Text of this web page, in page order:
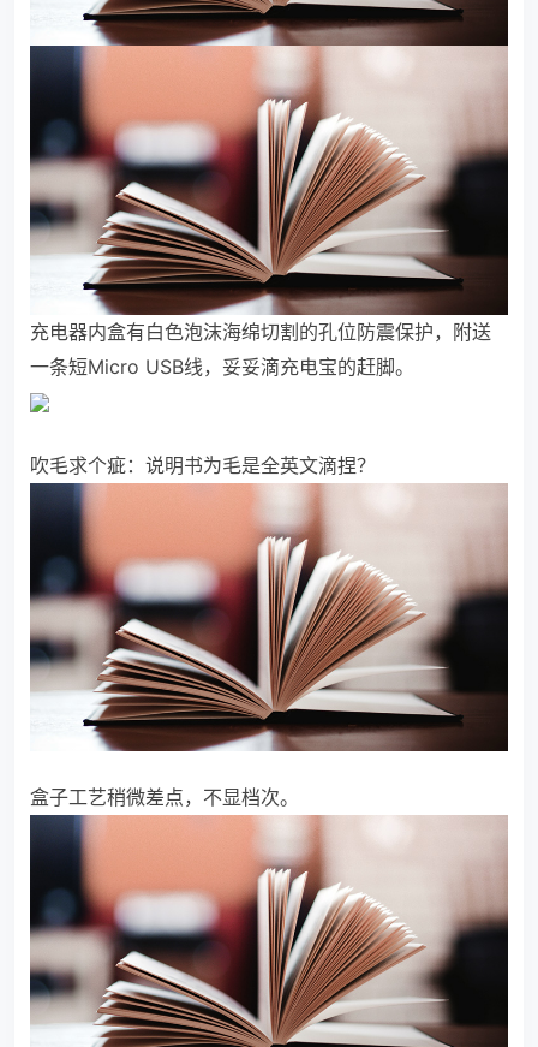
充电器内盒有白色泡沫海绵切割的孔位防震保护，附送
一条短Micro USB线，妥妥滴充电宝的赶脚。
吹毛求个疵：说明书为毛是全英文滴捏？
盒子工艺稍微差点，不显档次。